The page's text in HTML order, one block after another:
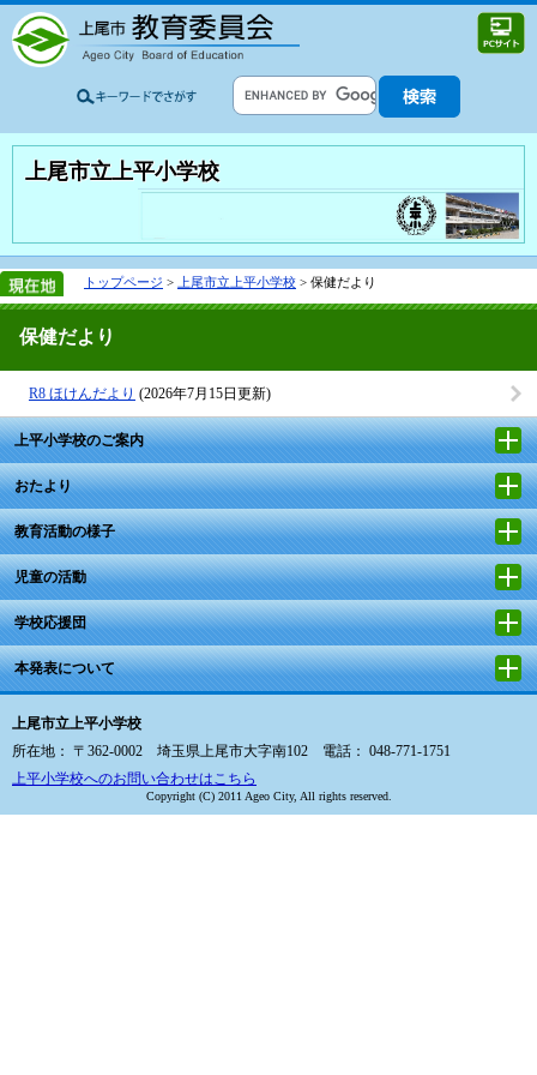
上尾市立上平小学校
トップページ > 上尾市立上平小学校 > 保健だより
保健だより
R8 ほけんだより (2026年7月15日更新)
上平小学校のご案内
おたより
教育活動の様子
児童の活動
学校応援団
本発表について
上尾市立上平小学校
所在地： 〒362-0002 埼玉県上尾市大字南102 電話： 048-771-1751
上平小学校へのお問い合わせはこちら
Copyright (C) 2011 Ageo City, All rights reserved.